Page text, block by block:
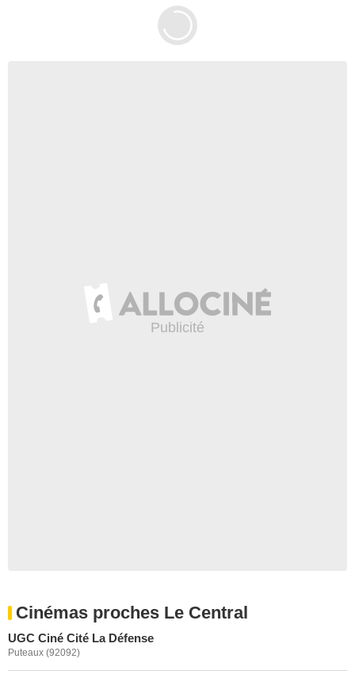
Cinémas proches Le Central
UGC Ciné Cité La Défense
Puteaux (92092)